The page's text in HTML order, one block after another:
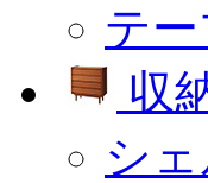
テ
収
シ